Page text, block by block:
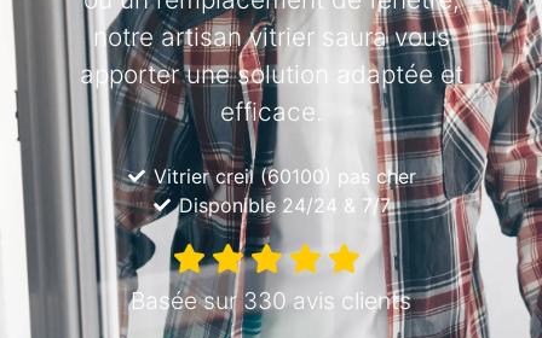
notre artisan vitrier saura vous
apporter une solution adaptée et
efficace.
Vitrier creil (60100) pas cher
Disponible 24/24 & 7/7
Basée sur 330 avis clients